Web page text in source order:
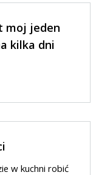
moj jeden
kilka dni
w kuchni robić